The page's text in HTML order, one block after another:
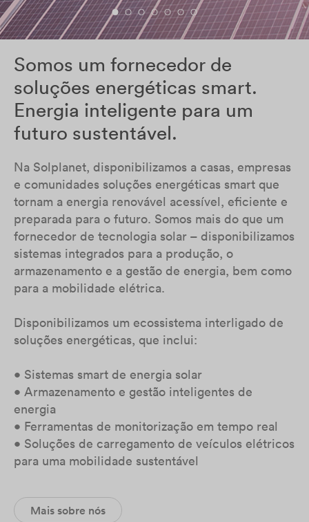
Somos um fornecedor de
soluções energéticas smart.
Energia inteligente para um
futuro sustentável.
Na Solplanet, disponibilizamos a casas, empresas
e comunidades soluções energéticas smart que
tornam a energia renovável acessível, eficiente e
preparada para o futuro. Somos mais do que um
fornecedor de tecnologia solar – disponibilizamos
sistemas integrados para a produção, o
armazenamento e a gestão de energia, bem como
para a mobilidade elétrica.
Disponibilizamos um ecossistema interligado de
soluções energéticas, que inclui:
• Sistemas smart de energia solar
• Armazenamento e gestão inteligentes de
energia
• Ferramentas de monitorização em tempo real
• Soluções de carregamento de veículos elétricos
para uma mobilidade sustentável
Mais sobre nós